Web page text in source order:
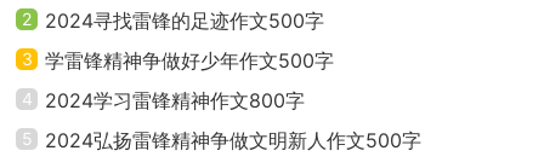
2 2024寻找雷锋的足迹作文500字
3 学雷锋精神争做好少年作文500字
4 2024学习雷锋精神作文800字
5 2024弘扬雷锋精神争做文明新人作文500字